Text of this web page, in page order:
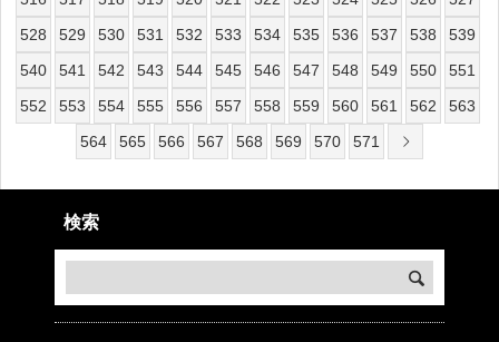
528
529 530 531 532 533 534 535 536 537 538
539
540
541 542 543 544 545 546 547 548 549 550
551
552
553 554 555 556 557 558 559 560 561 562
563
564
565 566 567 568 569 570 571
検索